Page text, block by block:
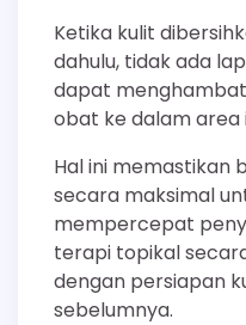
Ketika kulit
dahulu, tidak ada
dapat
obat ke dalam area
Hal ini memastikan
secara maksimal
mempercepat
terapi topikal
dengan persiapan
sebelumnya.